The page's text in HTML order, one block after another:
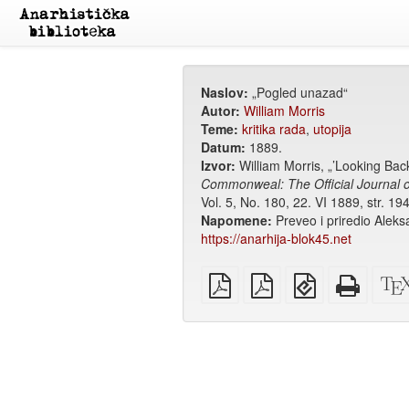
Naslov: „Pogled unazad“
Autor: William Morris
Teme: kritika rada, utopija
Datum: 1889.
Izvor: William Morris, „’Looking
Commonweal: The Official Journal
Vol. 5, No. 180, 22. VI 1889, str.
Napomene: Preveo i priredio
https://anarhija-blok45.net
običan
PDF
A4
PDF
EPUB
(za
HTML